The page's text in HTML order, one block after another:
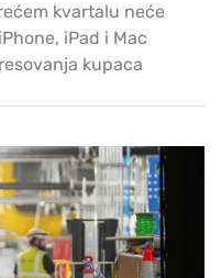
kvartalu neće
iPad i Mac
kupaca